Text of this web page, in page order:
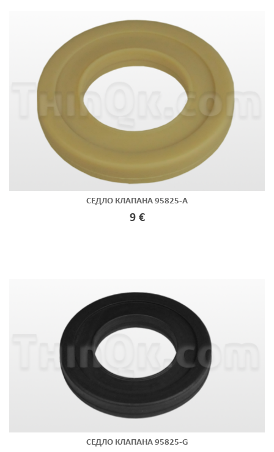
СЕДЛО КЛАПАНА 95825-A
9 €
СЕДЛО КЛАПАНА 95825-G